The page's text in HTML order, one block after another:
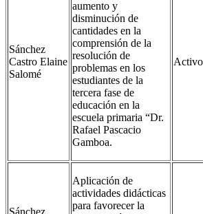
Sánchez
Castro Elaine
Salomé
aumento y
disminución de
cantidades en la
comprensión de la
resolución de
problemas en los
estudiantes de la
tercera fase de
educación en la
escuela primaria “Dr.
Rafael Pascacio
Gamboa.
Activo
Sánchez
Aplicación de
actividades didácticas
para favorecer la